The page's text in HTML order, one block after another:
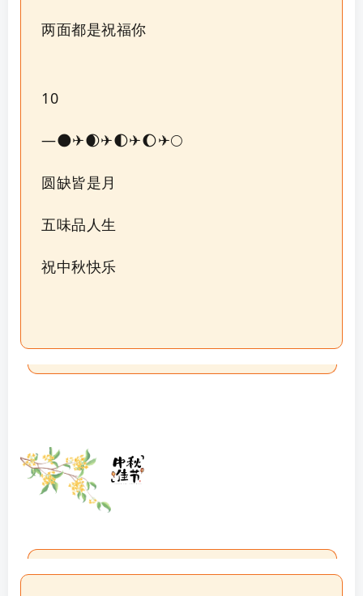
两面都是祝福你
10
—🌑✈︎🌒✈︎🌓✈︎🌔✈︎🌕
圆缺皆是月
五味品人生
祝中秋快乐